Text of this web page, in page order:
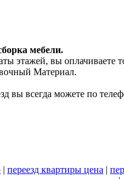
мебели.
этажей, вы оплачиваете
Материал.
вы всегда можете по
| переезд квартиры цена |